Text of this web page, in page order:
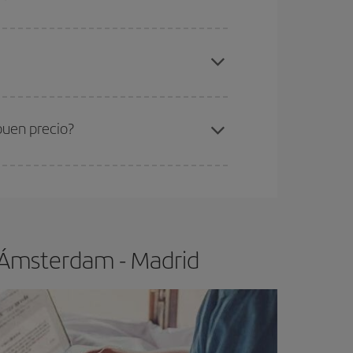
Madrid-dest
precio?
- Madrid